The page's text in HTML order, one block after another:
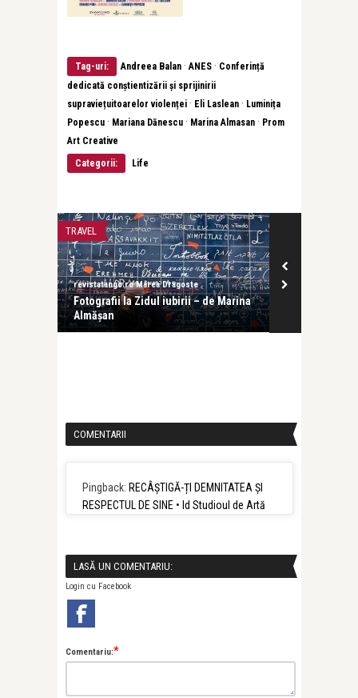
Tag-uri: Andreea Balan · ANES · Conferință
dedicată conștientizării și sprijinirii
supraviețuitoarelor violenței · Eli Laslean · Luminița
Popescu · Mariana Dănescu · Marina Almasan · Prom
Art Creative
Categorii:
Life
TRAVEL
revistatango.ro Marea Dragoste
Fotografii la Zidul iubirii – de Marina
Almășan
COMENTARII
Pingback: RECÂȘTIGĂ-ȚI DEMNITATEA ȘI
RESPECTUL DE SINE • Id Studioul de Artă
LASĂ UN COMENTARIU:
Login cu Facebook
Comentariu:*